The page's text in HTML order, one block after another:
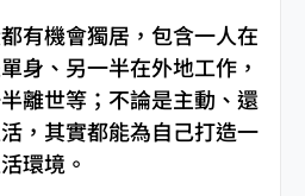
有機會獨居，包含一人在
身、另一半在外地工作，
離世等；不論是主動、還
，其實都能為自己打造一
環境。